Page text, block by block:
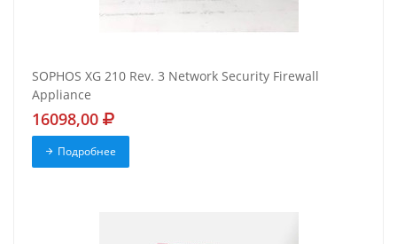
SOPHOS XG 210 Rev. 3 Network Security Firewall
Appliance
16098,00
Подробнее